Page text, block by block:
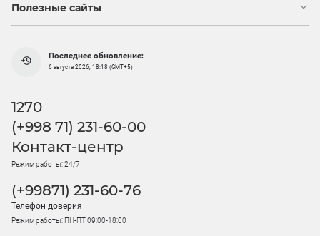
Полезные сайты
Последнее обновление:
6 августа 2026, 18:18 (GMT+5)
1270
(+998 71) 231-60-00
Контакт-центр
Режим работы: 24/7
(+99871) 231-60-76
Телефон доверия
Режим работы: ПН-ПТ 09:00-18:00